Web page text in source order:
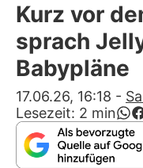
Kurz vor
sprach
Babypläne
17.06.26, 16:18 -
Lesezeit: 2 min